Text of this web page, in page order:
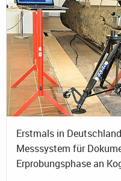
Erstmals in
Messsystem für
Erprobungsphase an